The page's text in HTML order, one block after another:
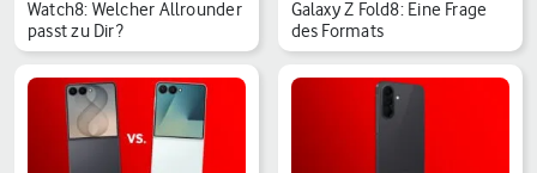
Watch8: Welcher Allrounder
passt zu Dir?
Galaxy Z Fold8: Eine Frage
des Formats